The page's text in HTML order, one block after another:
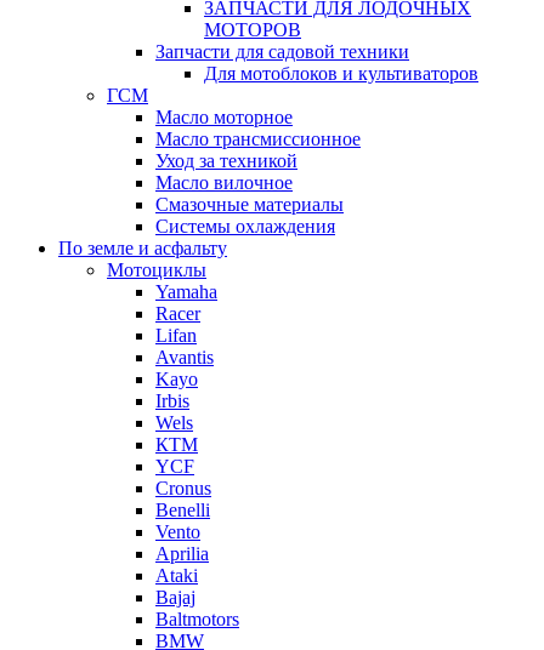
ЗАПЧАСТИ ДЛЯ ЛОДОЧНЫХ
МОТОРОВ
Запчасти для садовой техники
Для мотоблоков и культиваторов
ГСМ
Масло моторное
Масло трансмиссионное
Уход за техникой
Масло вилочное
Смазочные материалы
Системы охлаждения
По земле и асфальту
Мотоциклы
Yamaha
Racer
Lifan
Avantis
Kayo
Irbis
Wels
КТМ
YCF
Cronus
Benelli
Vento
Aprilia
Ataki
Bajaj
Baltmotors
BMW